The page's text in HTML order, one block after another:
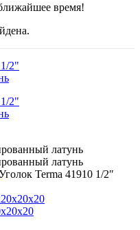
время!
Terma 41910 1/2″